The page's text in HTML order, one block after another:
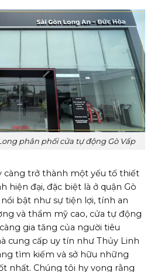
phân phối cửa tự động Gò Vấp
càng trở thành một yếu tố thiết
hiện đại, đặc biệt là ở quận Gò
bật như sự tiện lợi, tính an
và thẩm mỹ cao, cửa tự động
gia tăng của người tiêu
cung cấp uy tín như Thủy Linh
tìm kiếm và sở hữu những
nhất. Chúng tôi hy vọng rằng